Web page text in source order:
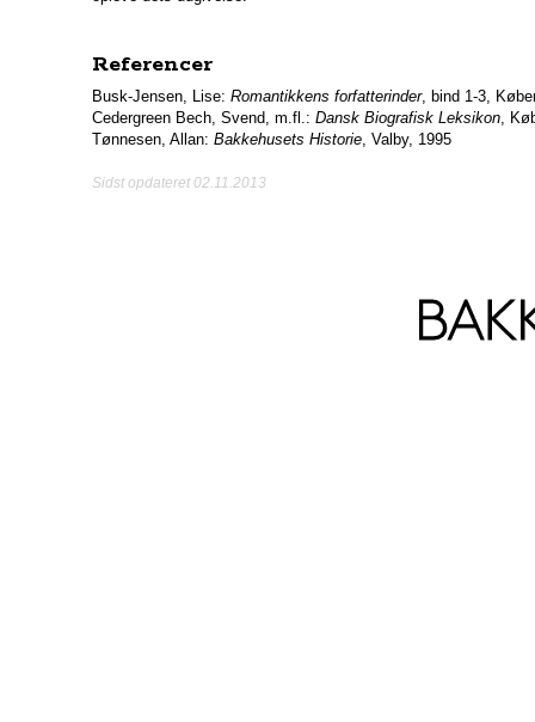
Referencer
Busk-Jensen, Lise: Romantikkens forfatterinder, bind 1-3,
Cedergreen Bech, Svend, m.fl.: Dansk Biografisk Leksikon,
Tønnesen, Allan: Bakkehusets Historie, Valby, 1995
Sidst opdateret 02.11.2013